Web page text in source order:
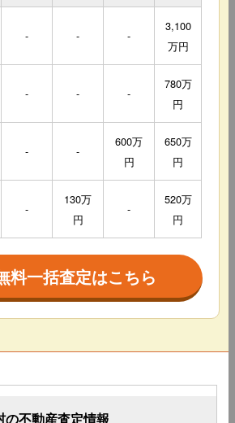
- - -
3,100
万円
- - -
780万
円
- -
600万
円
650万
円
-
130万
円
-
520万
円
料一括査定はこちら
不動産査定情報